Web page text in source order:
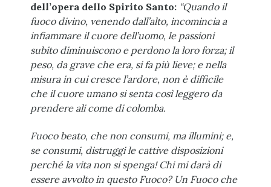
dell’opera dello Spirito Santo: “Quando il
fuoco divino, venendo dall’alto, incomincia a
infiammare il cuore dell’uomo, le passioni
subito diminuiscono e perdono la loro forza; il
peso, da grave che era, si fa più lieve; e nella
misura in cui cresce l’ardore, non è difficile
che il cuore umano si senta così leggero da
prendere ali come di colomba.
Fuoco beato, che non consumi, ma illumini; e,
se consumi, distruggi le cattive disposizioni
perché la vita non si spenga! Chi mi darà di
essere avvolto in questo Fuoco? Un Fuoco che